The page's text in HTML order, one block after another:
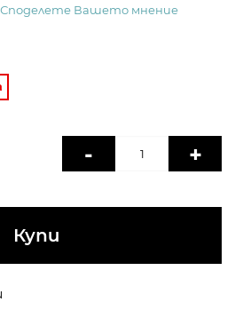
Споделете Вашето мнение
- +
Купи